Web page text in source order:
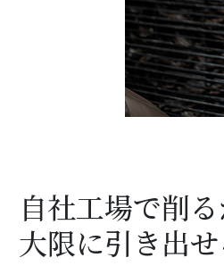
自社工場で削
大限に引き出せ